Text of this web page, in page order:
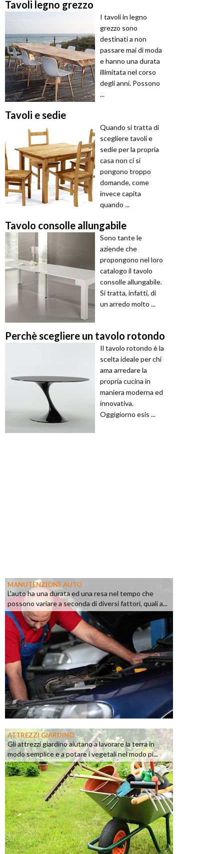
Tavoli legno grezzo
I tavoli in legno
grezzo sono
destinati a non
passare mai di moda
e hanno una durata
illimitata nel corso
degli anni. Possono
...
Tavoli e sedie
Quando si tratta di
scegliere tavoli e
sedie per la propria
casa non ci si
pongono troppo
domande, come
invece capita
quando ...
Tavolo consolle allungabile
Sono tante le
aziende che
propongono nel loro
catalogo il tavolo
consolle allungabile.
Si tratta, infatti, di
un arredo molto ...
Perchè scegliere un tavolo rotondo
Il tavolo rotondo è la
scelta ideale per chi
ama arredare la
propria cucina in
maniera moderna ed
innovativa.
Oggigiorno esis ...
MANUTENZIONE AUTO
L'auto ha una durata ed una resa nel tempo che
possono variare a seconda di diversi fattori, quali a...
ATTREZZI GIARDINO
Gli attrezzi giardino aiutano a lavorare la terra in
modo semplice e a potare i vegetali nel modo pi...